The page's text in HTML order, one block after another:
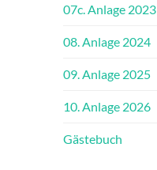
07c. Anlage 2023
08. Anlage 2024
09. Anlage 2025
10. Anlage 2026
Gästebuch